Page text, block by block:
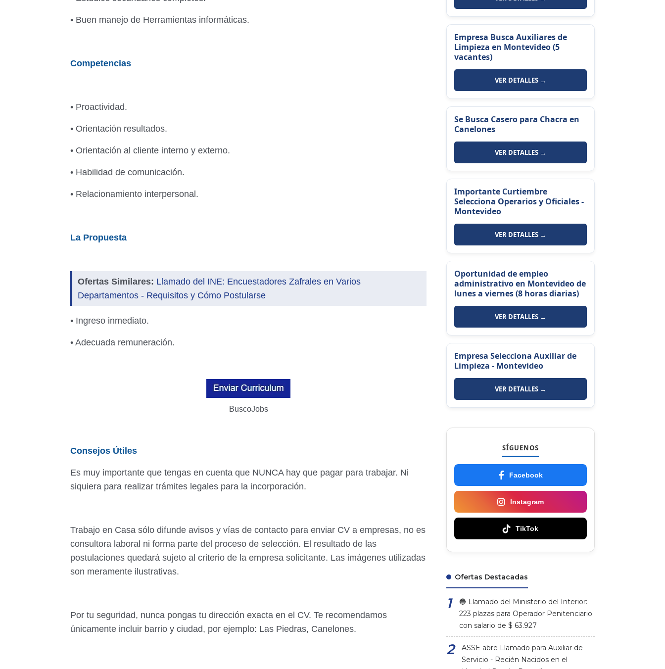
• Buen manejo de Herramientas informáticas.
Competencias
• Proactividad.
• Orientación resultados.
• Orientación al cliente interno y externo.
• Habilidad de comunicación.
• Relacionamiento interpersonal.
La Propuesta
Ofertas Similares: Llamado del INE: Encuestadores Zafrales en Varios
Departamentos - Requisitos y Cómo Postularse
• Ingreso inmediato.
• Adecuada remuneración.
BuscoJobs
Consejos Útiles
Es muy importante que tengas en cuenta que NUNCA hay que pagar para trabajar. Ni
siquiera para realizar trámites legales para la incorporación.
Trabajo en Casa sólo difunde avisos y vías de contacto para enviar CV a empresas, no es
consultora laboral ni forma parte del proceso de selección. El resultado de las
postulaciones quedará sujeto al criterio de la empresa solicitante. Las imágenes utilizadas
son meramente ilustrativas.
Por tu seguridad, nunca pongas tu dirección exacta en el CV. Te recomendamos
únicamente incluir barrio y ciudad, por ejemplo: Las Piedras, Canelones.
Empresa Busca Auxiliares de
Limpieza en Montevideo (5
vacantes)
VER DETALLES →
Se Busca Casero para Chacra en
Canelones
VER DETALLES →
Importante Curtiembre
Selecciona Operarios y Oficiales -
Montevideo
VER DETALLES →
Oportunidad de empleo
administrativo en Montevideo de
lunes a viernes (8 horas diarias)
VER DETALLES →
Empresa Selecciona Auxiliar de
Limpieza - Montevideo
VER DETALLES →
SÍGUENOS
Facebook
Instagram
TikTok
Ofertas Destacadas
🔵 Llamado del Ministerio del Interior:
223 plazas para Operador Penitenciario
con salario de $ 63.927
ASSE abre Llamado para Auxiliar de
Servicio - Recién Nacidos en el